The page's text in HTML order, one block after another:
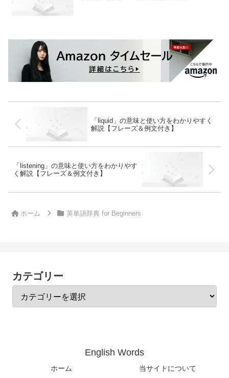
「liquid」の意味と使い方をわかりやすく
解説【フレーズ＆例文付き】
「listening」の意味と使い方をわかりやす
く解説【フレーズ＆例文付き】
ホーム 英単語辞典 for Beginners
カテゴリー
English Words
ホーム 当サイトについて